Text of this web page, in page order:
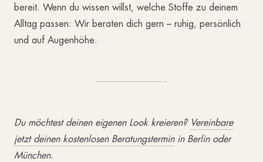
bereit. Wenn du wissen willst, welche Stoffe zu deinem
Alltag passen: Wir beraten dich gern – ruhig, persönlich
und auf Augenhöhe.
Du möchtest deinen eigenen Look kreieren? Vereinbare
jetzt deinen kostenlosen Beratungsterminin Berlin oder
München.